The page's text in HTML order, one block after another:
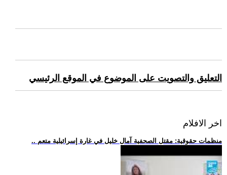
التعليق والتصويت على الموضوع في الموقع الرئيسي
اخر الافلام
.. منظمات حقوقية: مقتل الصحفية آمال خليل في غارة إسرائيلية متعم